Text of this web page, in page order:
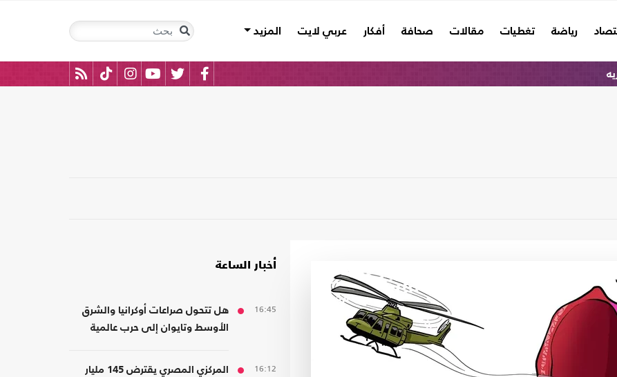
رياضة تغطيات مقالات صحافة أفكار عربي لايت المزيد
أخبار الساعة
16:45
هل تتحول صراعات أوكرانيا والشرق
الأوسط وتايوان إلى حرب عالمية
16:12
المركزي المصري يقترض 145 مليار